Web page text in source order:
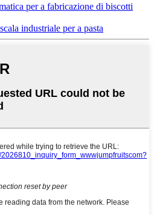
per a fabricazione di biscotti
industriale per a pasta